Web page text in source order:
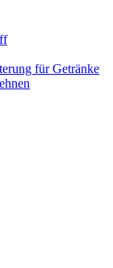
für Getränke